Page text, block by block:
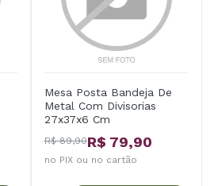
Mesa Posta Bandeja De
Metal Com Divisorias
27x37x6 Cm
R$ 89,90R$ 79,90
no PIX ou no cartão